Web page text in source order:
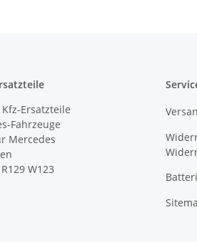
Ersatzteile
Fahrzeuge
Mercedes
W123